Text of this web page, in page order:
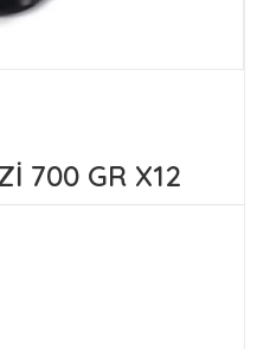
700 GR X12